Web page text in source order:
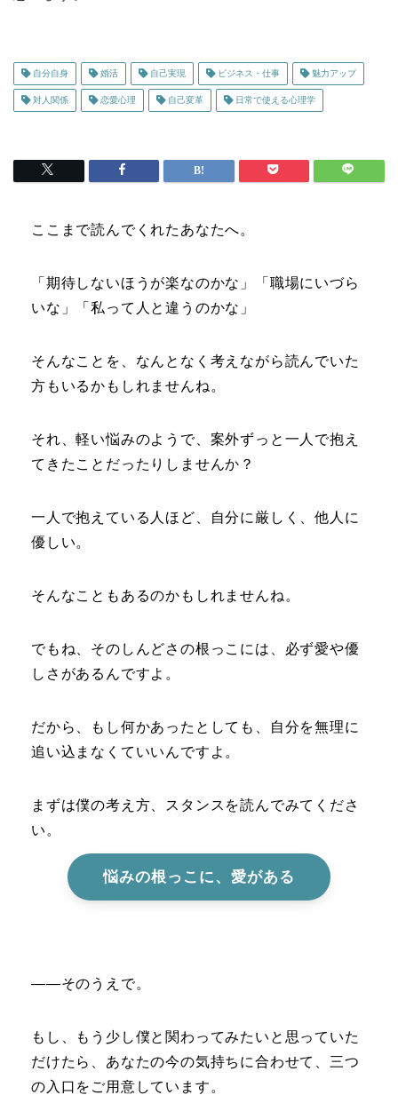
自分自身 婚活 自己実現 ビジネス・仕事 魅力アップ
対人関係 恋愛心理 自己変革 日常で使える心理学
ここまで読んでくれたあなたへ。
「期待しないほうが楽なのかな」「職場にいづら
いな」「私って人と違うのかな」
そんなことを、なんとなく考えながら読んでいた
方もいるかもしれませんね。
それ、軽い悩みのようで、案外ずっと一人で抱え
てきたことだったりしませんか？
一人で抱えている人ほど、自分に厳しく、他人に
優しい。
そんなこともあるのかもしれませんね。
でもね、そのしんどさの根っこには、必ず愛や優
しさがあるんですよ。
だから、もし何かあったとしても、自分を無理に
追い込まなくていいんですよ。
まずは僕の考え方、スタンスを読んでみてくださ
い。
悩みの根っこに、愛がある
――そのうえで。
もし、もう少し僕と関わってみたいと思っていた
だけたら、あなたの今の気持ちに合わせて、三つ
の入口をご用意しています。